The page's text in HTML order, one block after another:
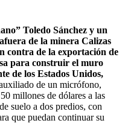
Toledo Sánchez y un
de la minera Calizas
contra de la exportación de
para construir el muro
de los Estados Unidos,
de un micrófono,
millones de dólares a las
suelo a dos predios, con
que puedan continuar su